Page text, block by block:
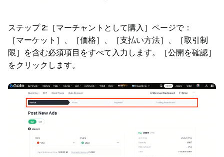
ステップ 2: ［マーチャントとして購入］ページで：
［マーケット］、［価格］、［支払い方法］、［取引制
限］を含む必須項目をすべて入力します。［公開を確認］
をクリックします。